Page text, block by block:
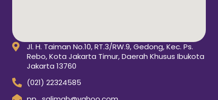
Jl. H. Taiman No.10, RT.3/RW.9, Gedong, Kec. Ps.
Rebo, Kota Jakarta Timur, Daerah Khusus Ibukota
Jakarta 13760
(021) 22324585